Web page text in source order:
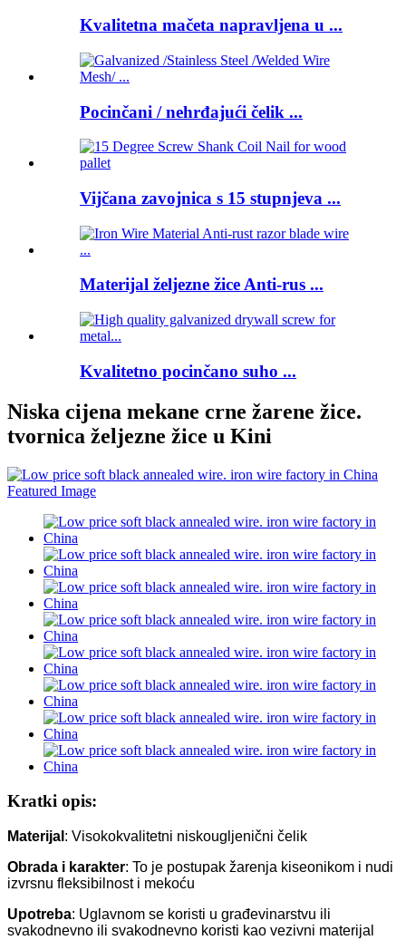
Kvalitetna mačeta napravljena u ...
Pocinčani / nehrđajući čelik ...
Vijčana zavojnica s 15 stupnjeva ...
Materijal željezne žice Anti-rus ...
Kvalitetno pocinčano suho ...
Niska cijena mekane crne žarene žice.
tvornica željezne žice u Kini
Kratki opis:
Materijal : Visokokvalitetni niskougljenični čelik
Obrada i karakter: To je postupak žarenja kiseonikom i nudi
izvrsnu fleksibilnost i mekoću
Upotreba: Uglavnom se koristi u građevinarstvu ili
svakodnevno ili svakodnevno koristi kao vezivni materijal